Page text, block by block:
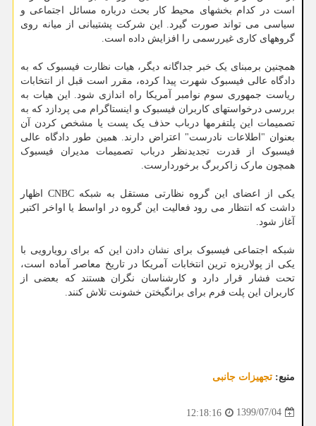
است در کدام بخشهای محیط کار بحث درباره مسائل اجتماعی و
سیاسی می تواند صورت گیرد. این شرکت پشتیبانی از میانه روی
گروههای کاری غیررسمی را افزایش داده است.
همچنین برمبنای یک خبر جداگانه دیگر، هیات نظارت فیسبوک که به
دادگاه عالی فیسبوک شهرت پیدا کرده، مقرر است قبل از انتخابات
ریاست جمهوری سوم نوامبر آمریکا راه اندازی شود. این هیات به
بررسی درخواستهای کاربران فیسبوک و اینستاگرام می پردازد که به
تصمیمات این پلتفرمها درباب حذف یک پست یا مشخص کردن آن
بعنوان "اطلاعات نادرست" اعتراض دارند. همین طور دادگاه عالی
فیسبوک از قدرت تجدیدنظر درباب تصمیمات مدیران فیسبوک
همچون مارک زاکربرگ برخوردارست.
یکی از اعضای این گروه نظارتی مستقل به شبکه CNBC اظهار
داشت که انتظار می رود فعالیت این گروه در اواسط یا اواخر اکتبر
آغاز شود.
شبکه اجتماعی فیسبوک برای نشان دادن این که برای رویارویی با
یکی از پولاریزه ترین انتخابات آمریکا در تاریخ معاصر آماده است،
تحت فشار قرار دارد و کارشناسان نگران هستند که بعضی از
کاربران این پلت فرم برای برانگیختن خشونت تلاش کنند.
منبع: تجهیزات جانبی
1399/07/04
12:18:16